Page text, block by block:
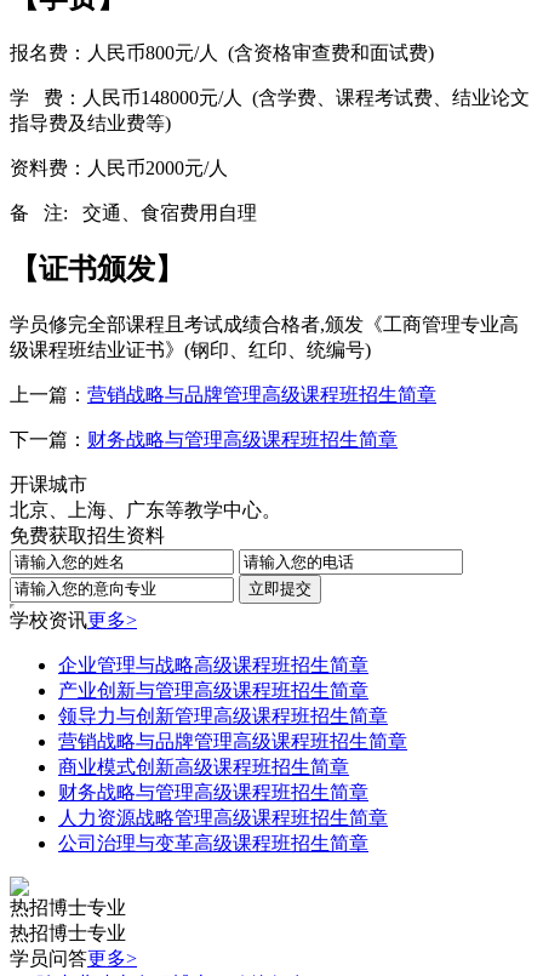
报名费：人民币800元/人 (含资格审查费和面试费)
学 费：人民币148000元/人 (含学费、课程考试费、结业论文
指导费及结业费等)
资料费：人民币2000元/人
备 注: 交通、食宿费用自理
【证书颁发】
学员修完全部课程且考试成绩合格者,颁发《工商管理专业高
级课程班结业证书》(钢印、红印、统编号)
上一篇： 营销战略与品牌管理高级课程班招生简章
下一篇： 财务战略与管理高级课程班招生简章
开课城市
北京、上海、广东等教学中心。
免费获取招生资料
学校资讯更多>
企业管理与战略高级课程班招生简章
产业创新与管理高级课程班招生简章
领导力与创新管理高级课程班招生简章
营销战略与品牌管理高级课程班招生简章
商业模式创新高级课程班招生简章
财务战略与管理高级课程班招生简章
人力资源战略管理高级课程班招生简章
公司治理与变革高级课程班招生简章
热招博士专业
热招博士专业
学员问答更多>